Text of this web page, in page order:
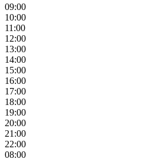
09:00
10:00
11:00
12:00
13:00
14:00
15:00
16:00
17:00
18:00
19:00
20:00
21:00
22:00
08:00